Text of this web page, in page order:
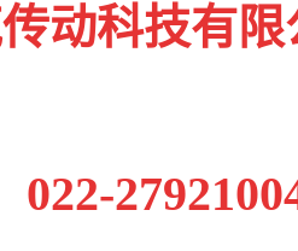
动科技有限
022-